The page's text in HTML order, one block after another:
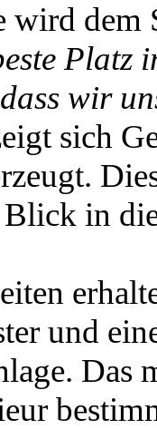
wird dem
Platz
wir
sich
in
und
Das